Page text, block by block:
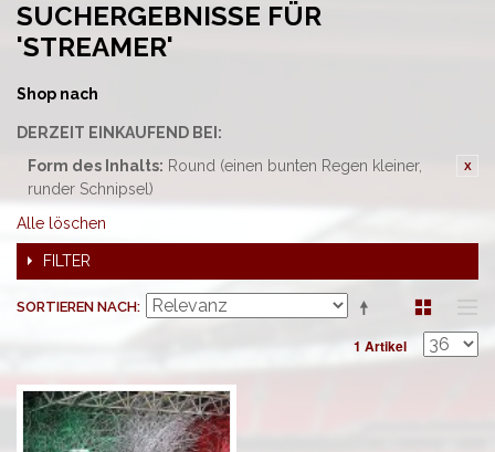
SUCHERGEBNISSE FÜR
'STREAMER'
Shop nach
DERZEIT EINKAUFEND BEI:
Form des Inhalts: Round (einen bunten Regen kleiner,
runder Schnipsel)
Alle löschen
FILTER
SORTIEREN NACH
1 Artikel